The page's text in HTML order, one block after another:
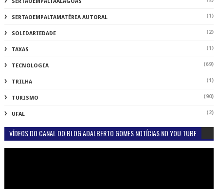
SERTAOEMPALTAMATÉRIA AUTORAL (1)
SOLIDARIEDADE (2)
TAXAS (1)
TECNOLOGIA (69)
TRILHA (1)
TURISMO (90)
UFAL (2)
VÍDEOS DO CANAL DO BLOG ADALBERTO GOMES NOTÍCIAS NO YOU TUBE